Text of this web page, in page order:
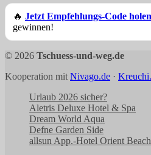
🔥 Jetzt Empfehlungs-Code holen
gewinnen!
© 2026 Tschuess-und-weg.de
Kooperation mit Nivago.de ·
Urlaub 2026 sicher?
Aletris Deluxe Hotel & Spa
Dream World Aqua
Defne Garden Side
allsun App.-Hotel Orient Beach